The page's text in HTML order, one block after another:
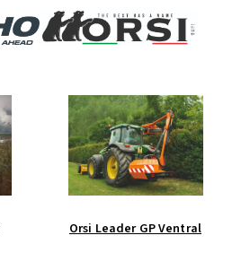
Orsi Leader GP Ventral